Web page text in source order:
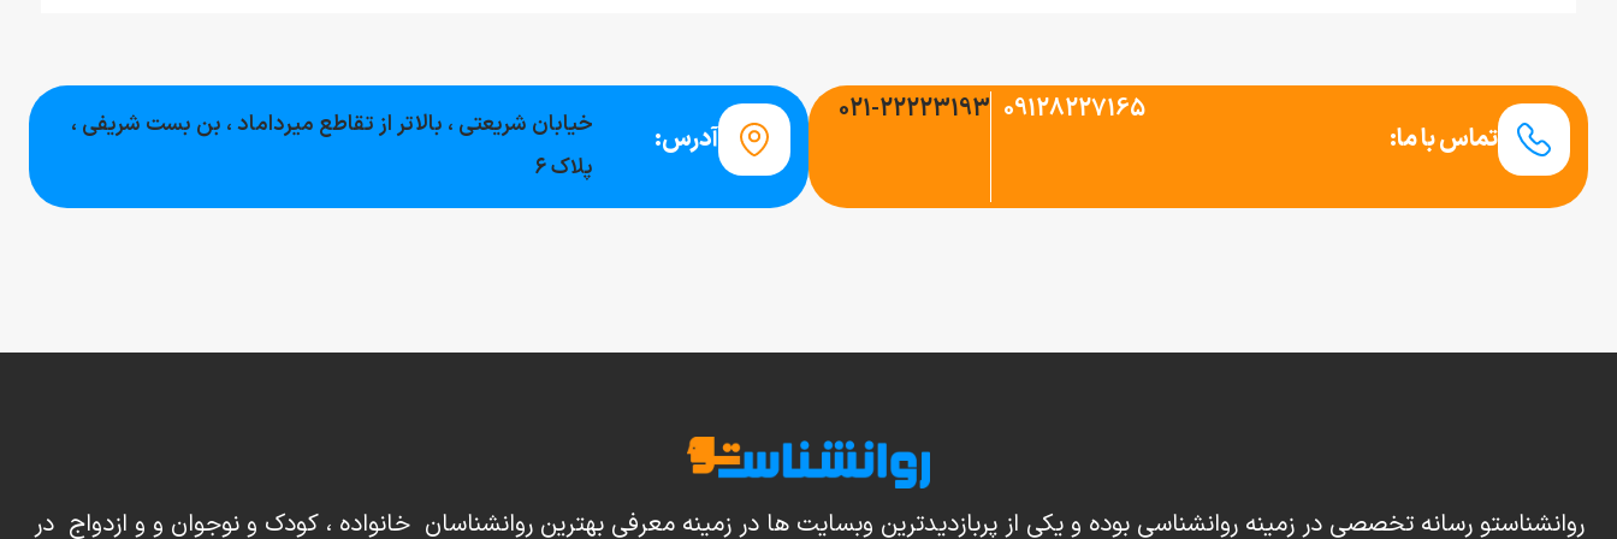
تماس با ما:
021-22223193 09128227165
آدرس:
خیابان شریعتی ، بالاتر از تقاطع میرداماد ، بن بست شریفی ،
پلاک ۶
روانشناستو رسانه تخصصی در زمینه روانشناسی بوده و یکی از پربازدیدترین وبسایت ها در زمینه معرفی بهترین روانشناسان خانواده ، کودک و نوجوان و و ازدواج در